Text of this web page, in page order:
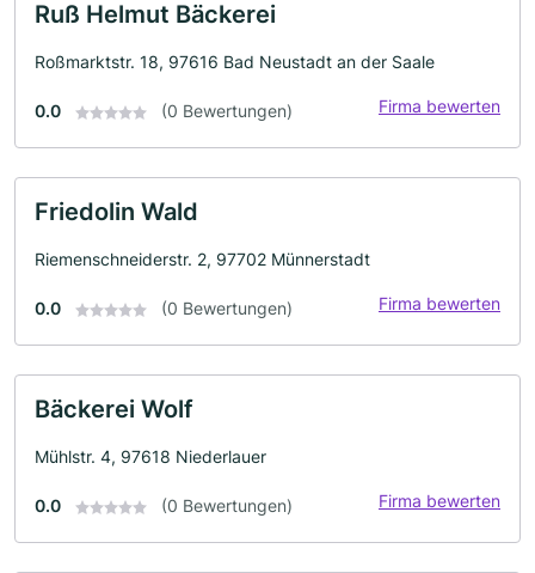
Ruß Helmut Bäckerei
Roßmarktstr. 18, 97616 Bad Neustadt an der Saale
0.0 (0 Bewertungen) Firma bewerten
Friedolin Wald
Riemenschneiderstr. 2, 97702 Münnerstadt
0.0 (0 Bewertungen) Firma bewerten
Bäckerei Wolf
Mühlstr. 4, 97618 Niederlauer
0.0 (0 Bewertungen) Firma bewerten